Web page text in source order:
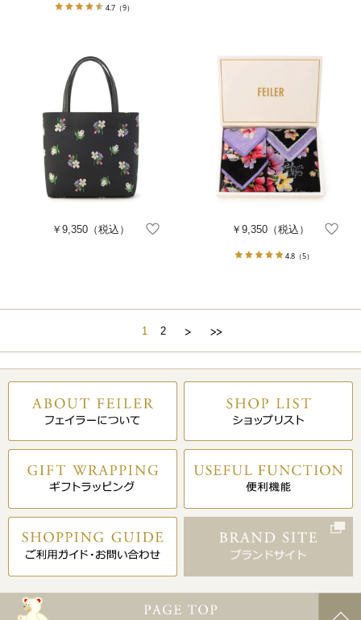
4.7 （9）
￥9,350 （税込） ￥9,350（税込）
4.8（5）
1 2